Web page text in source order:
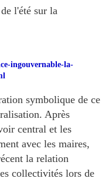
l'été sur la
ingouvernable-la-
symbolique de ce
Après
central et les
avec les maires,
la relation
collectivités lors de